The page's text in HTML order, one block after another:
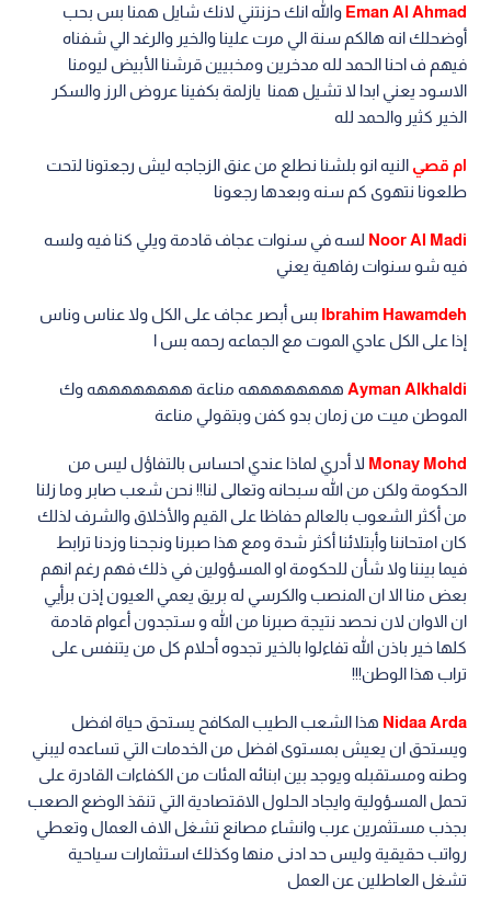
Eman Al Ahmad والله انك حزنتني لانك شايل همنا بس بحب
أوضحلك انه هالكم سنة الي مرت علينا والخير والرغد الي شفناه
فيهم ف احنا الحمد لله مدخرين ومخبيين قرشنا الأبيض ليومنا
الاسود يعني ابدا لا تشيل همنا يازلمة بكفينا عروض الرز والسكر
الخير كثير والحمد لله
ام قصي النيه انو بلشنا نطلع من عنق الزجاجه ليش رجعتونا لتحت
طلعونا نتهوى كم سنه وبعدها رجعونا
Noor Al Madi لسه في سنوات عجاف قادمة ويلي كنا فيه ولسه
فيه شو سنوات رفاهية يعني
Ibrahim Hawamdeh بس أبصر عجاف على الكل ولا عناس وناس
إذا على الكل عادي الموت مع الجماعه رحمه بس ا
Ayman Alkhaldi ههههههههه مناعة ههههههههه وك
الموطن ميت من زمان بدو كفن وبتقولي مناعة
Monay Mohd لا أدري لماذا عندي احساس بالتفاؤل ليس من
الحكومة ولكن من الله سبحانه وتعالى لنا!! نحن شعب صابر وما زلنا
من أكثر الشعوب بالعالم حفاظا على القيم والأخلاق والشرف لذلك
كان امتحاننا وأبتلائنا أكثر شدة ومع هذا صبرنا ونجحنا وزدنا ترابط
فيما بيننا ولا شأن للحكومة او المسؤولين في ذلك فهم رغم انهم
بعض منا الا ان المنصب والكرسي له بريق يعمي العيون إذن برأيي
ان الاوان لان نحصد نتيجة صبرنا من الله و ستجدون أعوام قادمة
كلها خير باذن الله تفاءلوا بالخير تجدوه أحلام كل من يتنفس على
تراب هذا الوطن!!!
Nidaa Arda هذا الشعب الطيب المكافح يستحق حياة افضل
ويستحق ان يعيش بمستوى افضل من الخدمات التي تساعده ليبني
وطنه ومستقبله ويوجد بين ابنائه المئات من الكفاءات القادرة على
تحمل المسؤولية وايجاد الحلول الاقتصادية التي تنقذ الوضع الصعب
بجذب مستثمرين عرب وانشاء مصانع تشغل الاف العمال وتعطي
رواتب حقيقية وليس حد ادنى منها وكذلك استثمارات سياحية
تشغل العاطلين عن العمل